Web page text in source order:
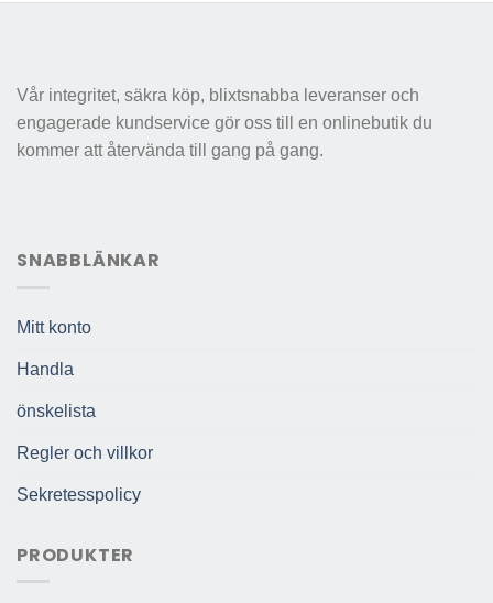
Vår integritet, säkra köp, blixtsnabba leveranser och
engagerade kundservice gör oss till en onlinebutik du
kommer att återvända till gang på gang.
SNABBLÄNKAR
Mitt konto
Handla
önskelista
Regler och villkor
Sekretesspolicy
PRODUKTER